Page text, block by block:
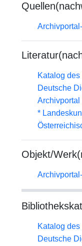
Katalog
Deutsche
Archivportal
*
Objekt/
Katalog
Deutsche